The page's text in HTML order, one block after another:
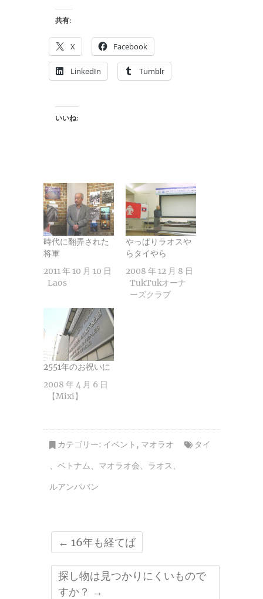
共有:
X Facebook
LinkedIn Tumblr
いいね:
時代に翻弄された
将軍
2011 年 10 月 10 日
Laos
やっぱりラオスや
らタイやら
2008 年 12 月 8 日
TukTukオーナ
ーズクラブ
2551年のお祝いに
2008 年 4 月 6 日
【Mixi】
カテゴリー: イベント , マオラオ
タイ
、 ベトナム、 マオラオ会、 ラオス 、
ルアンパバン
← 16年も経てば
探し物は見つかりにくいもので
すか？ →